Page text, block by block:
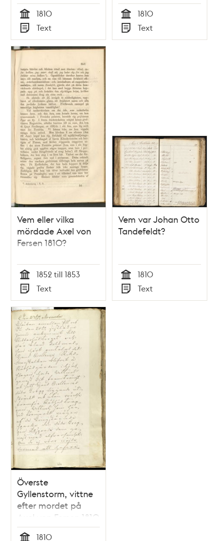
Tid
1810
Typ
Text Tid
1810
Typ
Text
Vem eller vilka
mördade Axel von
Fersen 1810?
Tid
1852 till 1853
Typ
Text
Vem var Johan Otto
Tandefeldt?
Tid
1810
Typ
Text
Överste
Gyllenstorm, vittne
efter mordet på
Axel von Fersen 1810
1810